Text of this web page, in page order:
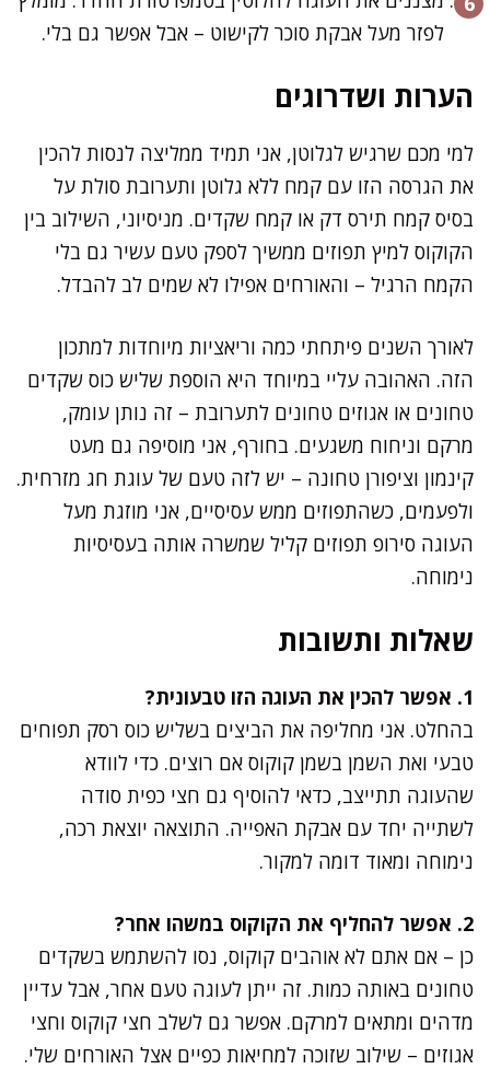
לפזר מעל אבקת סוכר לקישוט – אבל אפשר גם בלי.
הערות ושדרוגים
למי מכם שרגיש לגלוטן, אני תמיד ממליצה לנסות להכין
את הגרסה הזו עם קמח ללא גלוטן ותערובת סולת על
בסיס קמח תירס דק או קמח שקדים. מניסיוני, השילוב בין
הקוקוס למיץ תפוזים ממשיך לספק טעם עשיר גם בלי
הקמח הרגיל – והאורחים אפילו לא שמים לב להבדל.
לאורך השנים פיתחתי כמה וריאציות מיוחדות למתכון
הזה. האהובה עליי במיוחד היא הוספת שליש כוס שקדים
טחונים או אגוזים טחונים לתערובת – זה נותן עומק,
מרקם וניחוח משגעים. בחורף, אני מוסיפה גם מעט
קינמון וציפורן טחונה – יש לזה טעם של עוגת חג מזרחית.
ולפעמים, כשהתפוזים ממש עסיסיים, אני מוזגת מעל
העוגה סירופ תפוזים קליל שמשרה אותה בעסיסיות
נימוחה.
שאלות ותשובות
1. אפשר להכין את העוגה הזו טבעונית?
בהחלט. אני מחליפה את הביצים בשליש כוס רסק תפוחים
טבעי ואת השמן בשמן קוקוס אם רוצים. כדי לוודא
שהעוגה תתייצב, כדאי להוסיף גם חצי כפית סודה
לשתייה יחד עם אבקת האפייה. התוצאה יוצאת רכה,
נימוחה ומאוד דומה למקור.
2. אפשר להחליף את הקוקוס במשהו אחר?
כן – אם אתם לא אוהבים קוקוס, נסו להשתמש בשקדים
טחונים באותה כמות. זה ייתן לעוגה טעם אחר, אבל עדיין
מדהים ומתאים למרקם. אפשר גם לשלב חצי קוקוס וחצי
אגוזים – שילוב שזוכה למחיאות כפיים אצל האורחים שלי.